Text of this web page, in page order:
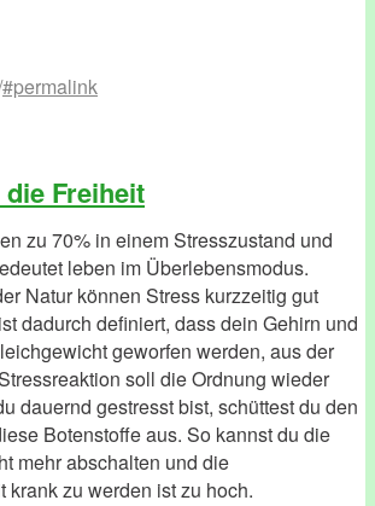
#permalink
die Freiheit
zu 70% in einem Stresszustand und
leben im Überlebensmodus.
Natur können Stress kurzzeitig gut
dadurch definiert, dass dein Gehirn und
geworfen werden, aus der
soll die Ordnung wieder
dauernd gestresst bist, schüttest du den
Botenstoffe aus. So kannst du die
mehr abschalten und die
krank zu werden ist zu hoch.